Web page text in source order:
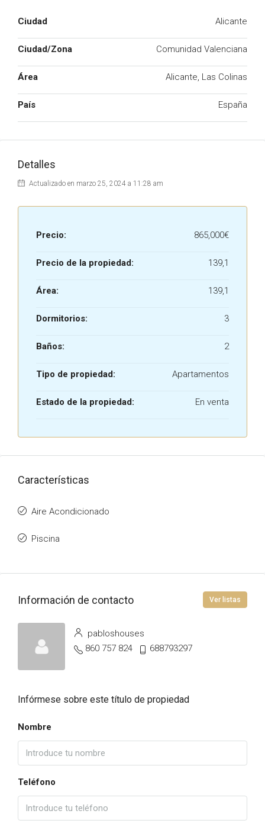
Ciudad Alicante
Ciudad/Zona Comunidad Valenciana
Área Alicante, Las Colinas
País España
Detalles
Actualizado en marzo 25, 2024 a 11:28 am
Precio: 865,000€
Precio de la propiedad: 139,1
Área: 139,1
Dormitorios: 3
Baños: 2
Tipo de propiedad: Apartamentos
Estado de la propiedad: En venta
Características
Aire Acondicionado
Piscina
Información de contacto Ver listas
pabloshouses
860 757 824
688793297
Infórmese sobre este título de propiedad
Nombre
Teléfono